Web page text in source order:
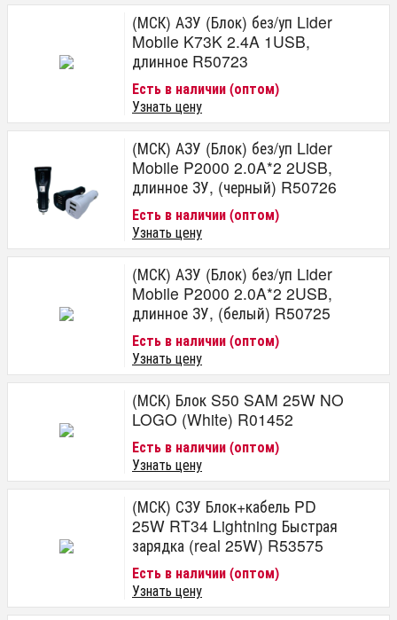
(МСК) АЗУ (Блок) без/уп Lider
Mobile K73K 2.4A 1USB,
длинное R50723
Есть в наличии (оптом)
Узнать цену
(МСК) АЗУ (Блок) без/уп Lider
Mobile P2000 2.0A*2 2USB,
длинное ЗУ, (черный) R50726
Есть в наличии (оптом)
Узнать цену
(МСК) АЗУ (Блок) без/уп Lider
Mobile P2000 2.0A*2 2USB,
длинное ЗУ, (белый) R50725
Есть в наличии (оптом)
Узнать цену
(МСК) Блок S50 SAM 25W NO
LOGO (White) R01452
Есть в наличии (оптом)
Узнать цену
(МСК) СЗУ Блок+кабель PD
25W RT34 Lightning Быстрая
зарядка (real 25W) R53575
Есть в наличии (оптом)
Узнать цену